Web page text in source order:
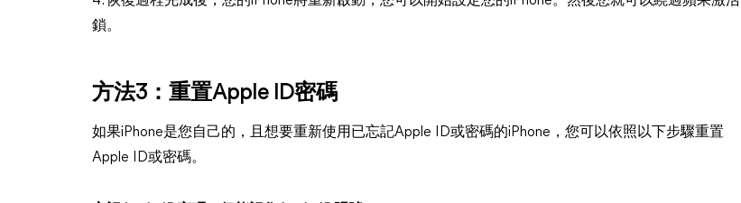
鎖。
方法3：重置Apple ID密碼
如果iPhone是您自己的，且想要重新使用已忘記Apple ID或密碼的iPhone，您可以依照以下步驟重置
Apple ID或密碼。